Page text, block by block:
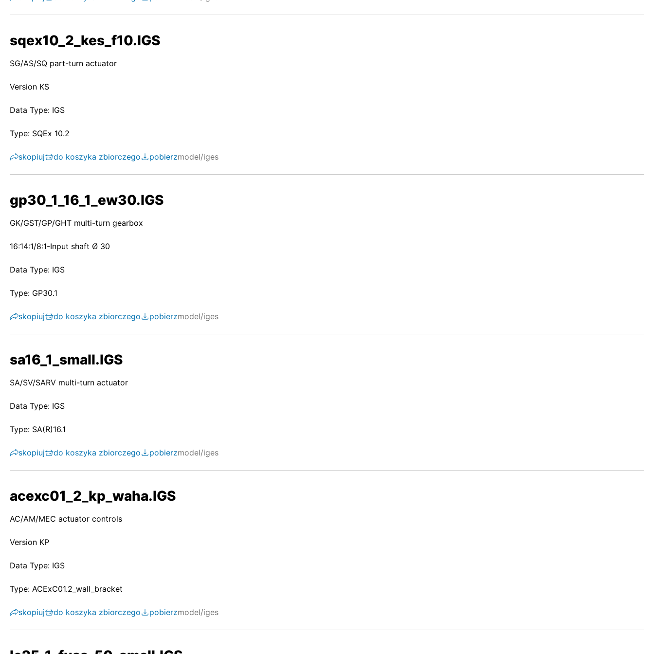
sqex10_2_kes_f10.IGS
SG/AS/SQ part-turn actuator
Version KS
Data Type: IGS
Type: SQEx 10.2
skopiuj do koszyka zbiorczego pobierzmodel/iges
gp30_1_16_1_ew30.IGS
GK/GST/GP/GHT multi-turn gearbox
16:14:1/8:1-Input shaft Ø 30
Data Type: IGS
Type: GP30.1
skopiuj do koszyka zbiorczego pobierzmodel/iges
sa16_1_small.IGS
SA/SV/SARV multi-turn actuator
Data Type: IGS
Type: SA(R)16.1
skopiuj do koszyka zbiorczego pobierzmodel/iges
acexc01_2_kp_waha.IGS
AC/AM/MEC actuator controls
Version KP
Data Type: IGS
Type: ACExC01.2_wall_bracket
skopiuj do koszyka zbiorczego pobierzmodel/iges